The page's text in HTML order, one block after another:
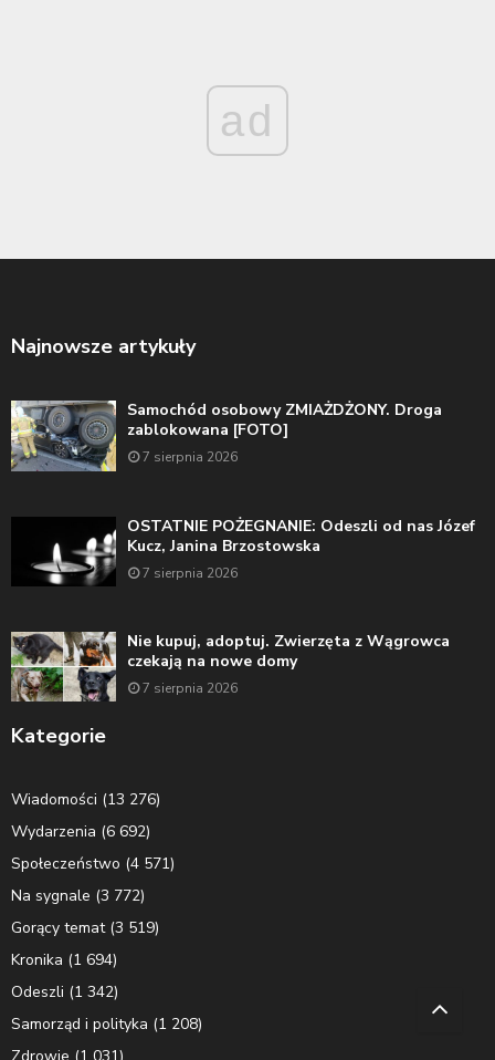
ad
Najnowsze artykuły
Samochód osobowy ZMIAŻDŻONY. Droga
zablokowana [FOTO]
7 sierpnia 2026
OSTATNIE POŻEGNANIE: Odeszli od nas Józef
Kucz, Janina Brzostowska
7 sierpnia 2026
Nie kupuj, adoptuj. Zwierzęta z Wągrowca
czekają na nowe domy
7 sierpnia 2026
Kategorie
Wiadomości (13 276)
Wydarzenia (6 692)
Społeczeństwo (4 571)
Na sygnale (3 772)
Gorący temat(3 519)
Kronika (1 694)
Odeszli (1 342)
Samorząd i polityka (1 208)